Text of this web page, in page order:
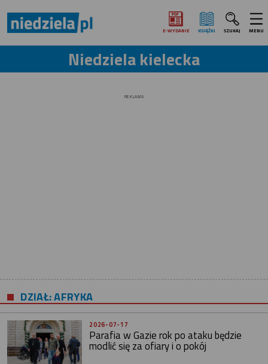
E‑WYDANIE KSIĄŻKI SZUKAJ MENU
Niedziela kielecka
REKLAMA
DZIAŁ: AFRYKA
2026-07-17
Parafia w Gazie rok po ataku będzie
modlić się za ofiary i o pokój